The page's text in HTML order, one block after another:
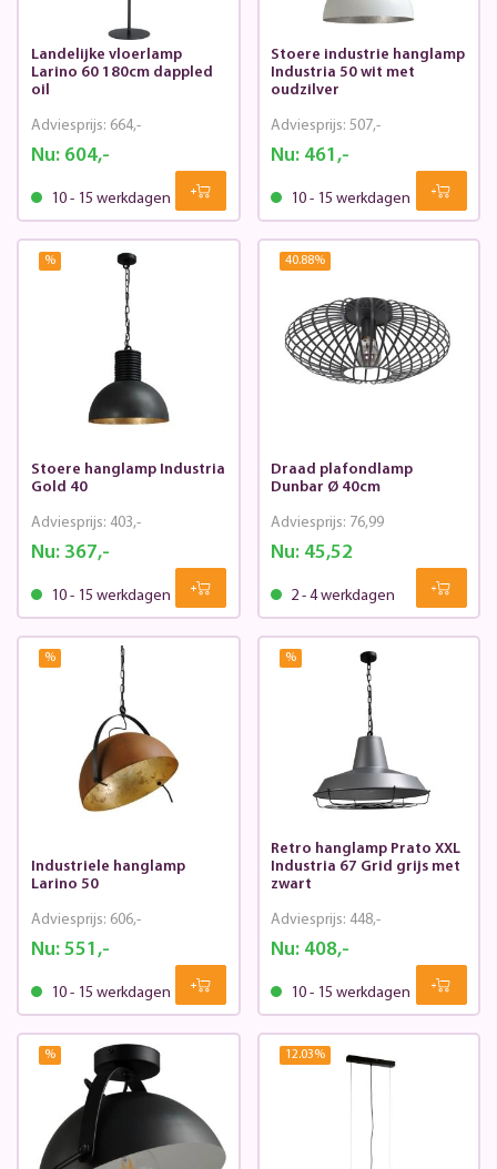
Landelijke vloerlamp
Larino 60 180cm dappled
oil
Nu:604,-
Adviesprijs: 664,-
10 - 15 werkdagen
Stoere industrie hanglamp
Industria 50 wit met
oudzilver
Nu: 461,-
Adviesprijs: 507,-
10 - 15 werkdagen
%
Stoere hanglamp Industria
Gold 40
Nu:367,-
Adviesprijs: 403,-
10 - 15 werkdagen
40.88%
Draad plafondlamp
Dunbar Ø 40cm
Nu: 45,52
Adviesprijs: 76,99
2 - 4 werkdagen
%
Industriele hanglamp
Larino 50
Nu:551,-
Adviesprijs: 606,-
10 - 15 werkdagen
%
Retro hanglamp Prato XXL
Industria 67 Grid grijs met
zwart
Nu: 408,-
Adviesprijs: 448,-
10 - 15 werkdagen
% 12.03%